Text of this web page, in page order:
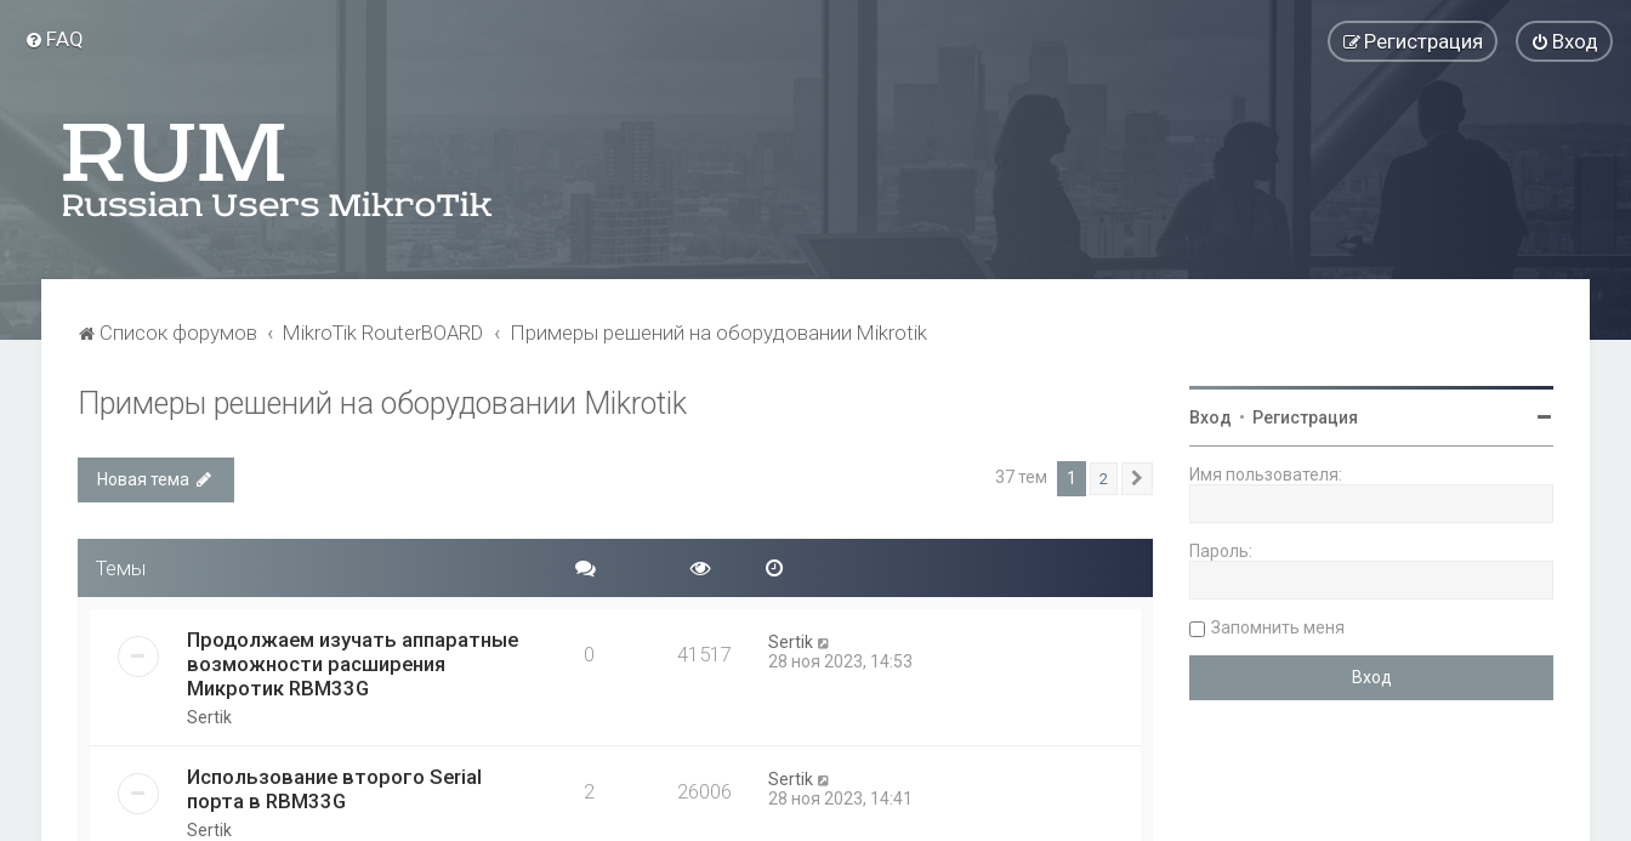
FAQ Вход
Регистрация
Список форумов MikroTik RouterBOARD Примеры решений на оборудовании Mikrotik
Примеры решений на оборудовании Mikrotik
Новая тема 37 тем 1 2 След.
Темы
Продолжаем изучать аппаратные
возможности расширения
Микротик RBM33G
Sertik
0 41517
Sertik
28 ноя 2023, 14:53
Использование второго Serial
порта в RBM33G
Sertik
2 26006
Sertik
28 ноя 2023, 14:41
Вход • Регистрация
Имя пользователя:
Пароль:
Запомнить меня